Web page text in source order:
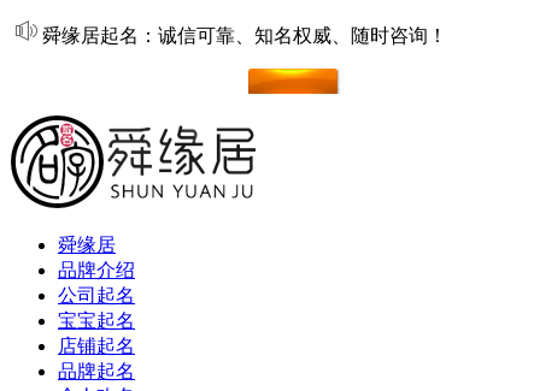
舜缘居起名：诚信可靠、知名权威、随时咨询！
舜缘居
品牌介绍
公司起名
宝宝起名
店铺起名
品牌起名